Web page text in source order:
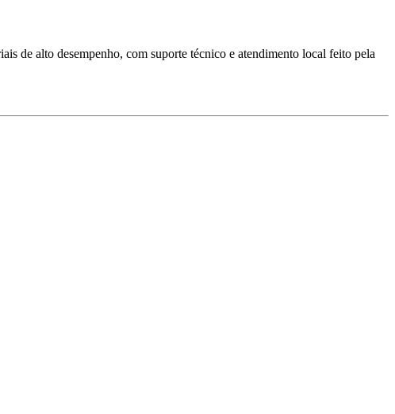
de alto desempenho, com suporte técnico e atendimento local feito pela